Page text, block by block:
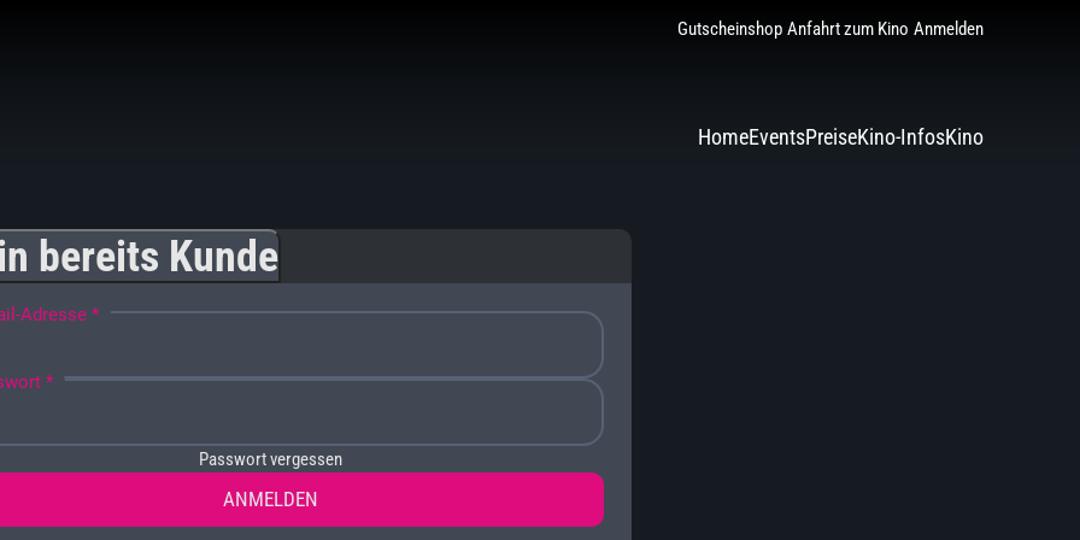
Gutscheinshop Anfahrt zum Kino Anmelden
HomeEventsPreiseKino-InfosKino
bereits Kunde
Adresse *
*
Passwort vergessen
ANMELDEN